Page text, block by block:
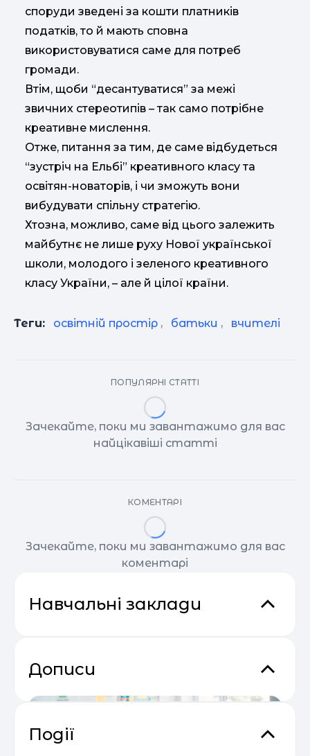
споруди зведені за кошти платників
податків, то й мають сповна
використовуватися саме для потреб
громади.
Втім, щоби “десантуватися” за межі
звичних стереотипів – так само потрібне
креативне мислення.
Отже, питання за тим, де саме відбудеться
“зустріч на Ельбі” креативного класу та
освітян-новаторів, і чи зможуть вони
вибудувати спільну стратегію.
Хтозна, можливо, саме від цього залежить
майбутнє не лише руху Нової української
школи, молодого і зеленого креативного
класу України, – але й цілої країни.
Теги: освітній простір , батьки , вчителі
ПОПУЛЯРНІ СТАТТІ
Зачекайте, поки ми завантажимо для вас
найцікавіші статті
КОМЕНТАРІ
Зачекайте, поки ми завантажимо для вас
коментарі
Навчальні заклади
Дописи
Події